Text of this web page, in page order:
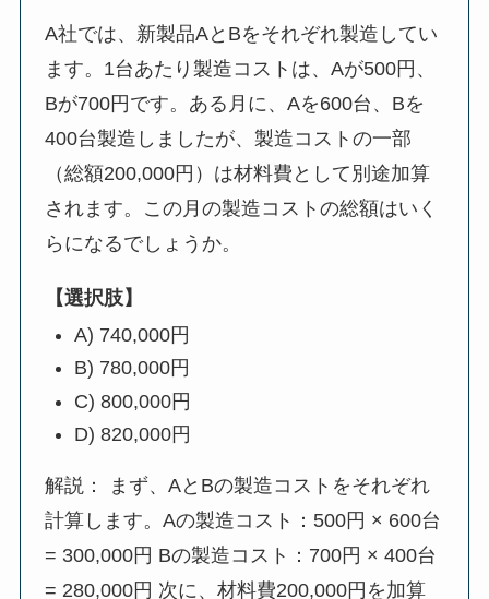
A社では、新製品AとBをそれぞれ製造してい
ます。1台あたり製造コストは、Aが500円、
Bが700円です。ある月に、Aを600台、Bを
400台製造しましたが、製造コストの一部
（総額200,000円）は材料費として別途加算
されます。この月の製造コストの総額はいく
らになるでしょうか。
【選択肢】
A) 740,000円
B) 780,000円
C) 800,000円
D) 820,000円
解説： まず、AとBの製造コストをそれぞれ
計算します。Aの製造コスト：500円 × 600台
= 300,000円 Bの製造コスト：700円 × 400台
= 280,000円 次に、材料費200,000円を加算